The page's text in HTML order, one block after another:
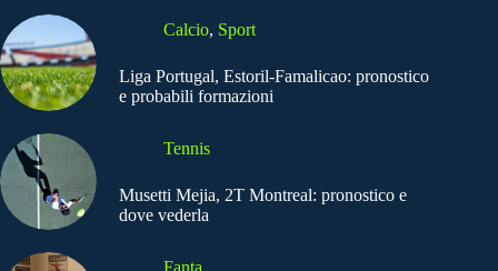
Calcio, Sport
Liga Portugal, Estoril-Famalicao: pronostico
e probabili formazioni
Tennis
Musetti Mejia, 2T Montreal: pronostico e
dove vederla
Fanta